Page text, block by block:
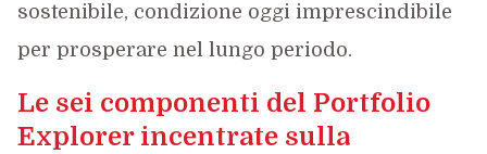
sostenibile, condizione oggi imprescindibile
per prosperare nel lungo periodo.
Le sei componenti del Portfolio
Explorer incentrate sulla